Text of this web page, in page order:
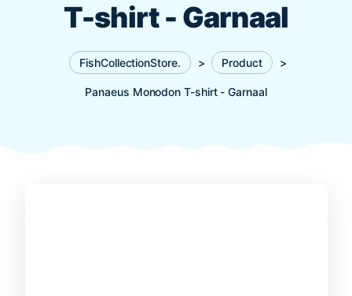
T-shirt - Garnaal
FishCollectionStore. > Product >
Panaeus Monodon T-shirt - Garnaal